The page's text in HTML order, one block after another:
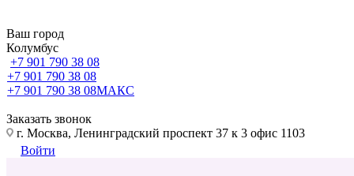
Ваш город
Колумбус
+7 901 790 38 08
+7 901 790 38 08
+7 901 790 38 08МАКС
Заказать звонок
г. Москва, Ленинградский проспект 37 к 3 офис 1103
Войти